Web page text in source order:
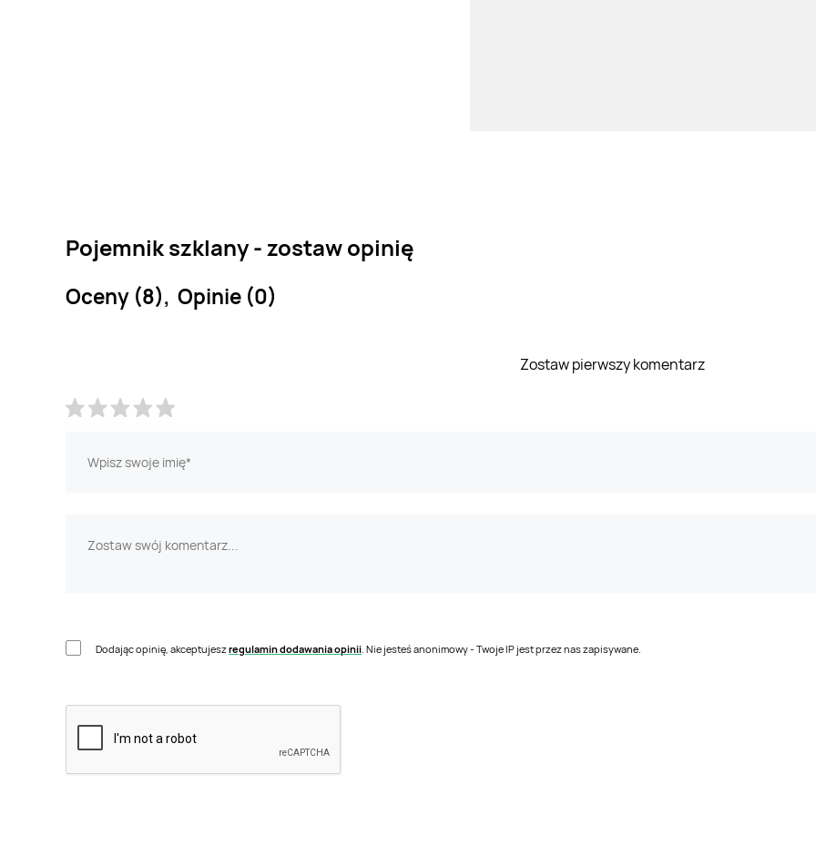
Pojemnik szklany - zostaw opinię
Oceny (8), Opinie (0)
Zostaw pierwszy komentarz
Dodając opinię, akceptujeszregulamin dodawania opinii . Nie jesteś anonimowy - Twoje IP jest przez nas zapisywane.